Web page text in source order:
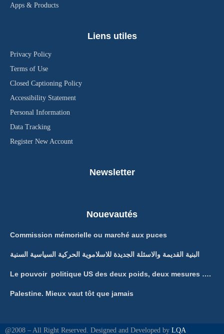
Apps & Products
Liens utiles
Privacy Policy
Terms of Use
Closed Captioning Policy
Accessibility Statement
Personal Information
Data Tracking
Register New Account
Newsletter
Nouevautés
Commission mémorielle ou marché aux puces
البنية القديمة والاسئلة الجديدة للاسلاموية الحركية السياسية السنية
Le pouvoir politique US des deux poids, deux mesures ….
Palestine. Mieux vaut tôt que jamais
@2008 – All Right Reserved. Designed and Developed by LQA